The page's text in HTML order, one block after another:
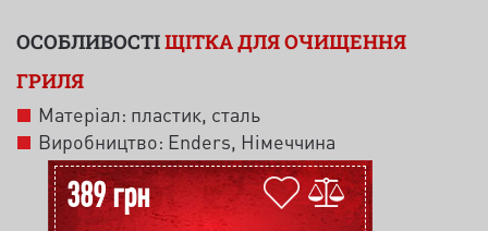
ОСОБЛИВОСТІЩІТКА ДЛЯ ОЧИЩЕННЯ
ГРИЛЯ
Матеріал: пластик, сталь
Виробництво: Enders, Німеччина
389 грн